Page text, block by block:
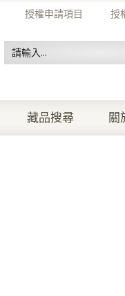
授權申請項目 授
藏品搜尋 關